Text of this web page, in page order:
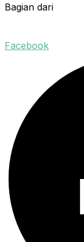
Bagian dari
Facebook